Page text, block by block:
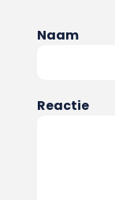
Naam
Reactie